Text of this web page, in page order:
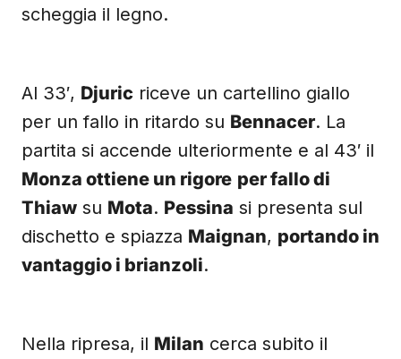
scheggia il legno.
Al 33′, Djuric riceve un cartellino giallo
per un fallo in ritardo su Bennacer. La
partita si accende ulteriormente e al 43′ il
Monza ottiene un rigore per fallo di
Thiaw su Mota. Pessina si presenta sul
dischetto e spiazza Maignan, portando in
vantaggio i brianzoli.
Nella ripresa, il Milan cerca subito il